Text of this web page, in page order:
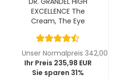
EXCELLENCE The
Cream, The Eye
Eye Serum - Set
Unser Normalpreis 342,00 EUR
Ihr Preis 235,98 EUR
Sie sparen 31%